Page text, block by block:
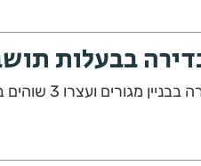
שוטרי תחנת גבעתיים